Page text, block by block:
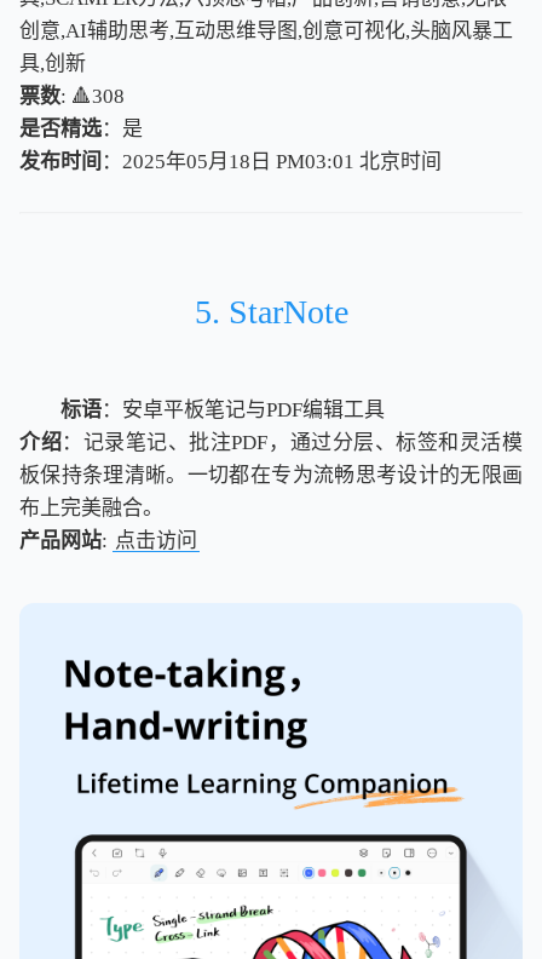
创意,AI辅助思考,互动思维导图,创意可视化,头脑风暴工
具,创新
票数: 🔺308
是否精选：是
发布时间 ：2025年05月18日 PM03:01 北京时间
北京时间
5. StarNote
标语：安卓平板笔记与PDF编辑工具
介绍：记录笔记、批注PDF，通过分层、标签和灵活模
板保持条理清晰。一切都在专为流畅思考设计的无限画
布上完美融合。
产品网站: 点击访问